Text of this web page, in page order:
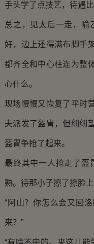
手头学了点技艺，待遇
总之，见太后一走，喻
好，边上还得满布脚手
都齐全和中心柱连为整
心什么。
现场慢慢又恢复了平时
夫派发了盔胄，但细细
盔胄争抢了起来。
最终其中一人抢走了盔
熟。待那小子擦了擦脸
“阿山？你怎么会又回
来？”
“有啥不中的。来这儿